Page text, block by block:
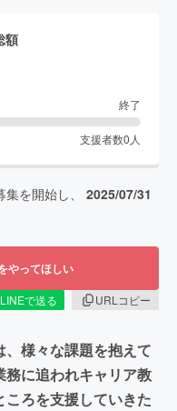
額
終了
支援者数0 人
集を開始し、 2025/07/31
やってほしい
LINEで送る
URLコピー
様々な課題を抱えて
に追われキャリア教
ろを支援していきた